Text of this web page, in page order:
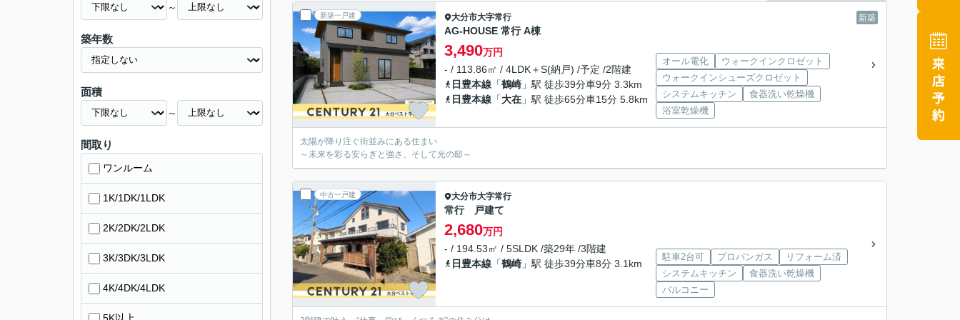
新築一戸建 新築
大分市大字常行
AG-HOUSE 常行 A棟
3,490万円
- / 113.86㎡ / 4LDK＋S(納戸) /予定 /2階建
日豊本線 「鶴崎 」駅 徒歩39分車9分 3.3km
日豊本線 「大在 」駅 徒歩65分車15分 5.8km
オール電化
ウォークインクロゼット
ウォークインシューズクロゼット
システムキッチン
食器洗い乾燥機
浴室乾燥機
太陽が降り注ぐ街並みにある住まい
～未来を彩る安らぎと強さ、そして光の邸～
中古一戸建 大分市大字常行
常行 戸建て
2,680万円
- / 194.53㎡ / 5SLDK /築29年 /3階建
日豊本線 「鶴崎 」駅 徒歩39分車8分 3.1km
駐車2台可 プロパンガス
リフォーム済
システムキッチン
食器洗い乾燥機
バルコニー
～
築年数
面積
～
間取り
ワンルーム
1K/1DK/1LDK
2K/2DK/2LDK
3K/3DK/3LDK
4K/4DK/4LDK